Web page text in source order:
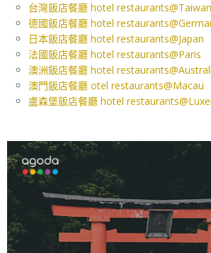
台灣飯店餐廳 hotel restaurants@Taiwan
德國飯店餐廳 hotel
日本飯店餐廳 hotel restaurants@Japan
法國飯店餐廳 hotel restaurants@Paris
澳洲飯店餐廳 hotel
澳門飯店餐廳 otel restaurants@Macau
盧森堡飯店餐廳 hotel